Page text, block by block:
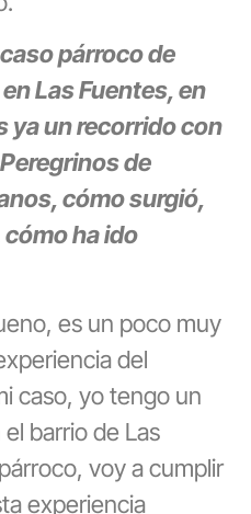
párroco de
Las Fuentes, en
ya un recorrido con
de
cómo surgió,
ha ido
es un poco muy
del
caso, yo tengo un
barrio de Las
voy a cumplir
experiencia